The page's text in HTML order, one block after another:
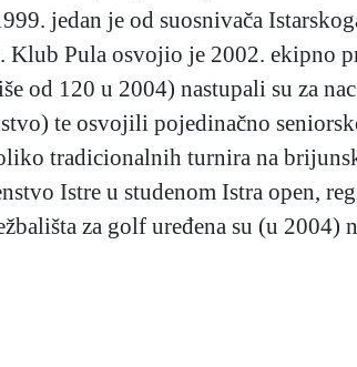
jedan je od suosnivača
Klub Pula osvojio je 2002. ekipno
od 120 u 2004) nastupali su za
te osvojili pojedinačno
tradicionalnih turnira na
Istre u studenom Istra open,
za golf uređena su (u 2004)